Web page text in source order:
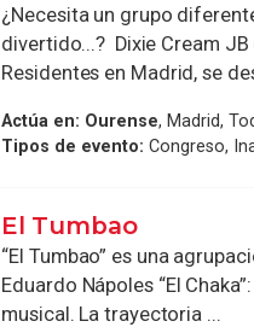
¿Necesita un grupo
divertido...? Dixie Cream
Residentes en Madrid, se
Actúa en: Ourense, Madrid,
Tipos de evento: Congreso,
El Tumbao
“El Tumbao” es una
Eduardo Nápoles “El
musical. La trayectoria ...